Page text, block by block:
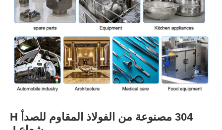
304 مصنوعة من الفولاذ المقاوم للصدأ H